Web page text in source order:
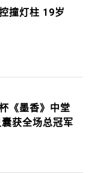
撞灯柱 19岁
《墨香》中堂
获全场总冠军